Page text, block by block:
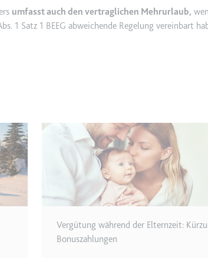
youtube.com
Wird verwendet, um die Interaktion der Nutzer
Speichert die Benutzereinstellungen beim
Videos
Sitzung
HTTP-Cookie
youtube.com
umfasst auch den vertraglichen Mehrurlaub,
1 Satz 1 BEEG abweichende Regelung vereinbart
Vergütung während der Elternzeit:
Bonuszahlungen